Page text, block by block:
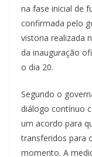
na fase inicial de
confirmada pelo
vistoria realizada
da inauguração
o dia 20.
Segundo o
diálogo contínuo
um acordo para
transferidos para
momento. A